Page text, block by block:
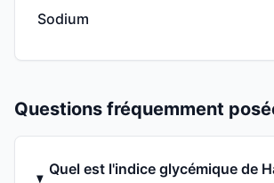
Sodium
Questions fréquemment
Quel est l'indice glycémique de